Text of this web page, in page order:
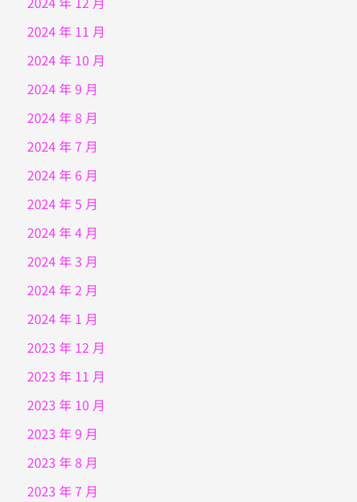
2024 年 11 月
2024 年 10 月
2024 年 9 月
2024 年 8 月
2024 年 7 月
2024 年 6 月
2024 年 5 月
2024 年 4 月
2024 年 3 月
2024 年 2 月
2024 年 1 月
2023 年 12 月
2023 年 11 月
2023 年 10 月
2023 年 9 月
2023 年 8 月
2023 年 7 月